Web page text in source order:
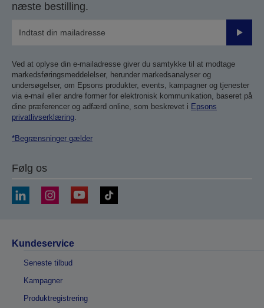
næste bestilling.
Send
Ved at oplyse din e-mailadresse giver du samtykke til at modtage
markedsføringsmeddelelser, herunder markedsanalyser og
undersøgelser, om Epsons produkter, events, kampagner og tjenester
via e-mail eller andre former for elektronisk kommunikation, baseret på
dine præferencer og adfærd online, som beskrevet i Epsons
privatlivserklæring.
*Begrænsninger gælder
Følg os
Kundeservice
Seneste tilbud
Kampagner
Produktregistrering